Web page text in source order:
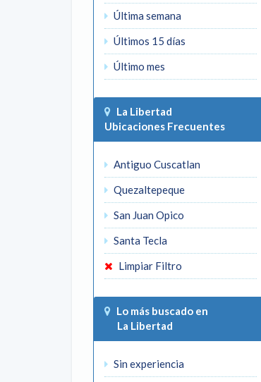
Última semana
Últimos 15 días
Último mes
La Libertad
Ubicaciones Frecuentes
Antiguo Cuscatlan
Quezaltepeque
San Juan Opico
Santa Tecla
Limpiar Filtro
Lo más buscado en
La Libertad
Sin experiencia